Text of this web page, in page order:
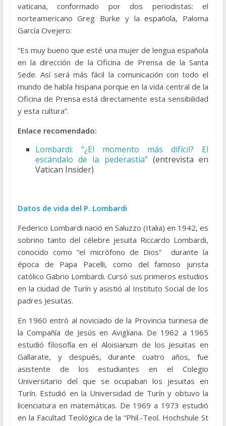
vaticana, conformado por dos periodistas: el
norteamericano Greg Burke y la española, Paloma
García Ovejero:
“Es muy bueno que esté una mujer de lengua española
en la dirección de la Oficina de Prensa de la Santa
Sede. Así será más fácil la comunicación con todo el
mundo de habla hispana porque en la vida central de la
Oficina de Prensa está directamente esta sensibilidad
y esta cultura”.
Enlace recomendado:
Lombardi: “¿El momento más difícil? El
escándalo de la pederastia”(entrevista en
Vatican Insider)
Datos de vida del P. Lombardi
Federico Lombardi nació en Saluzzo (Italia) en 1942, es
sobrino tanto del célebre jesuita Riccardo Lombardi,
conocido como “el micrófono de Dios” durante la
época de Papa Pacelli, como del famoso jurista
católico Gabrio Lombardi. Cursó sus primeros estudios
en la ciudad de Turín y asistió al Instituto Social de los
padres Jesuitas.
En 1960 entró al noviciado de la Provincia turinesa de
la Compañía de Jesús en Avigliana. De 1962 a 1965
estudió filosofía en el Aloisianum de los Jesuitas en
Gallarate, y después, durante cuatro años, fue
asistente de los estudiantes en el Colegio
Universitario del que se ocupaban los jesuitas en
Turín. Estudió en la Universidad de Turín y obtuvo la
licenciatura en matemáticas. De 1969 a 1973 estudió
en la Facultad Teológica de la “Phil.-Teol. Hochshule St